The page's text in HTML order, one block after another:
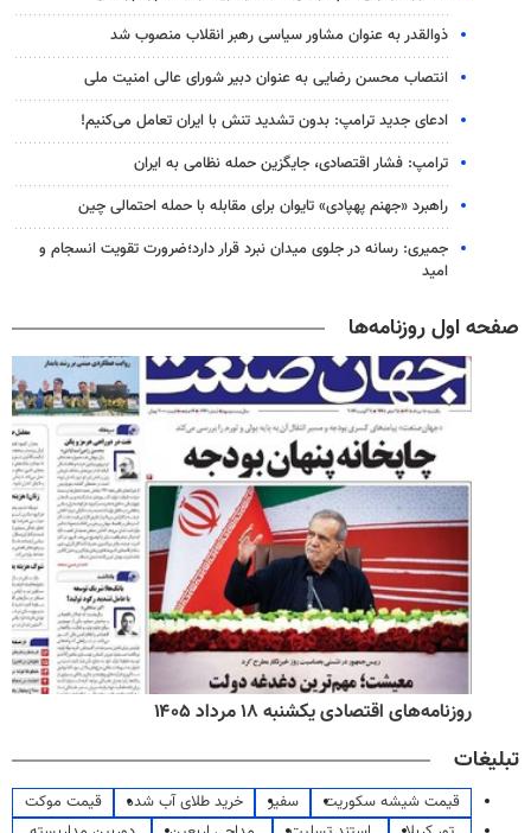
ذوالقدر به عنوان مشاور سیاسی رهبر انقلاب منصوب شد
انتصاب محسن رضایی به عنوان دبیر شورای عالی امنیت ملی
ادعای جدید ترامپ: بدون تشدید تنش با ایران تعامل می‌کنیم!
ترامپ: فشار اقتصادی، جایگزین حمله نظامی به ایران
راهبرد «جهنم پهپادی» تایوان برای مقابله با حمله احتمالی چین
جمیری: رسانه‌ در جلوی میدان نبرد قرار دارد؛ضرورت تقویت انسجام و
امید
صفحه اول روزنامه‌ها
روزنامه‌های اقتصادی یکشنبه ۱۸ مرداد ۱۴۰۵
تبلیغات
قیمت شیشه سکوریت سفیر خرید طلای آب شده
قیمت موکت